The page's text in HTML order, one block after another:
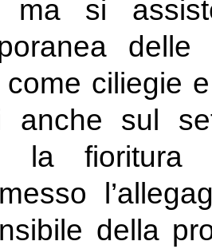
ma si
come ciliegie
anche sul
la
della